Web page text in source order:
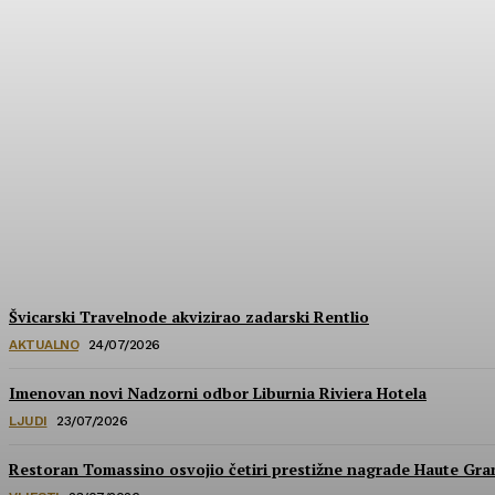
Švicarski Travelnode akvizirao zadarski Rentlio
AKTUALNO 24/07/2026
Imenovan novi Nadzorni odbor Liburnia Riviera Hotela
LJUDI 23/07/2026
Restoran Tomassino osvojio četiri prestižne nagrade Haute